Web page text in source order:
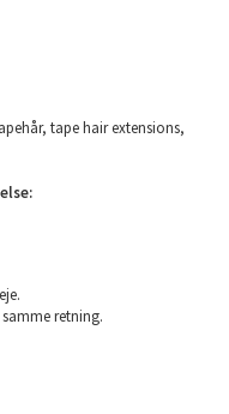
tape hair extensions,
retning.